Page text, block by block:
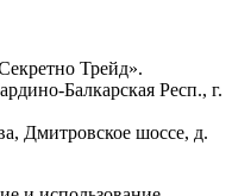
Трейд».
Балкарская Респ., г.
Дмитровское шоссе, д.